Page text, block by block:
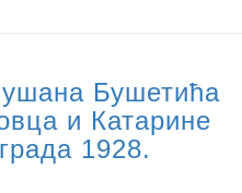
Бушетића
и Катарине
1928.